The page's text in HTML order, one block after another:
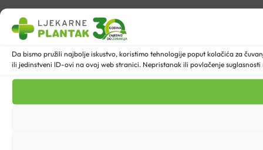
Da bismo pružili najbolje iskustvo, koristimo tehnologije poput kolačića za
ili jedinstveni ID-ovi na ovoj web stranici. Nepristanak ili povlačenje